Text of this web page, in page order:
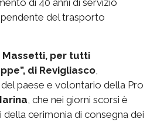
del trasporto
Massetti, per tutti
di Revigliasco
paese e volontario della Pro
, che nei giorni scorsi è
cerimonia di consegna dei